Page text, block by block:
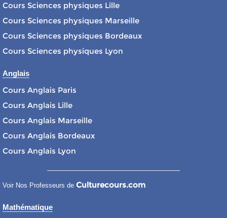
Cours Sciences physiques Lille
Cours Sciences physiques Marseille
Cours Sciences physiques Bordeaux
Cours Sciences physiques Lyon
Anglais
Cours Anglais Paris
Cours Anglais Lille
Cours Anglais Marseille
Cours Anglais Bordeaux
Cours Anglais Lyon
Voir Nos Professeurs de Culturecours.com
Mathématique